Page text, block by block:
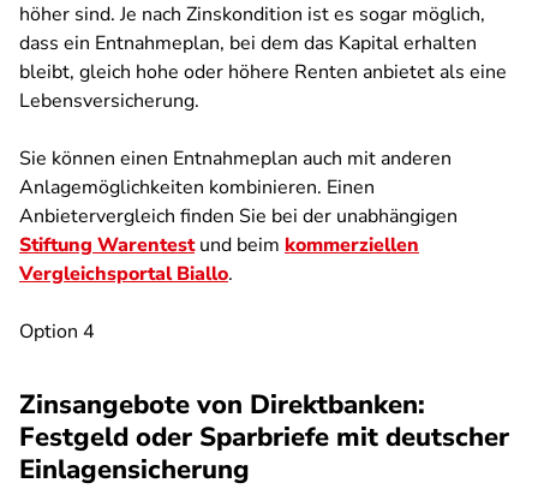
höher sind. Je nach Zinskondition ist es sogar möglich,
dass ein Entnahmeplan, bei dem das Kapital erhalten
bleibt, gleich hohe oder höhere Renten anbietet als eine
Lebensversicherung.
Sie können einen Entnahmeplan auch mit anderen
Anlagemöglichkeiten kombinieren. Einen
Anbietervergleich finden Sie bei der unabhängigen
Stiftung Warentestund beim kommerziellen
Vergleichsportal Biallo.
Option 4
Zinsangebote von Direktbanken:
Festgeld oder Sparbriefe mit deutscher
Einlagensicherung